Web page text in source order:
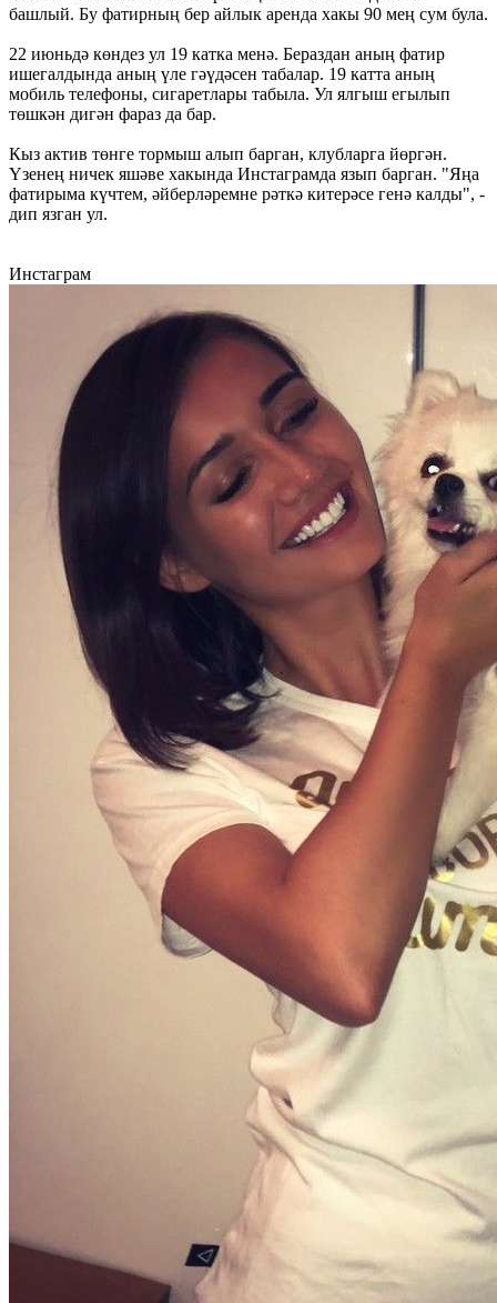
башлый. Бу фатирның бер айлык аренда хакы 90 мең сум була.
22 июньдә көндез ул 19 катка менә. Бераздан аның фатир
ишегалдында аның үле гәүдәсен табалар. 19 катта аның
мобиль телефоны, сигаретлары табыла. Ул ялгыш егылып
төшкән дигән фараз да бар.
Кыз актив төнге тормыш алып барган, клубларга йөргән.
Үзенең ничек яшәве хакында Инстаграмда язып барган. "Яңа
фатирыма күчтем, әйберләремне рәткә китерәсе генә калды", -
дип язган ул.
Инстаграм